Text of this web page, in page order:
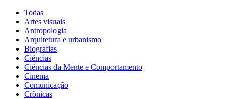
Todas
Artes visuais
Antropologia
Arquitetura e urbanismo
Biografias
Ciências
Ciências da Mente e Comportamento
Cinema
Comunicação
Crônicas